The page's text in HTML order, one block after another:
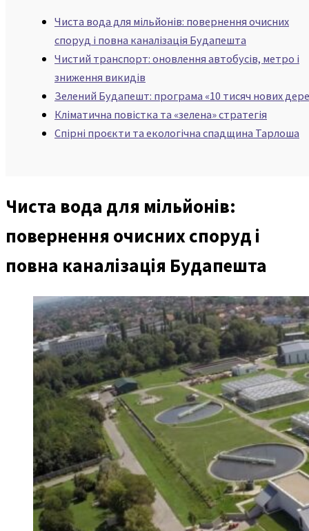
Чиста вода для мільйонів: повернення очисних
споруд і повна каналізація Будапешта
Чистий транспорт: оновлення автобусів, метро і
зниження викидів
Зелений Будапешт: програма «10 тисяч нових
Кліматична повістка та «зелена» стратегія
Спірні проєкти та екологічна спадщина Тарлоша
Чиста вода для мільйонів:
повернення очисних споруд і
повна каналізація Будапешта